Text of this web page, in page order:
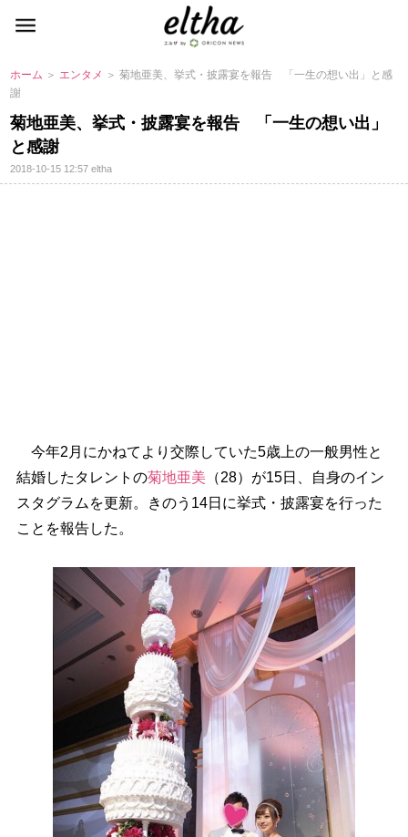
ホーム ＞ エンタメ ＞ 菊地亜美、挙式・披露宴を報告 「一生の想い出」と感
謝
菊地亜美、挙式・披露宴を報告 「一生の想い出」
と感謝
2018-10-15 12:57eltha
今年2月にかねてより交際していた5歳上の一般男性と
結婚したタレントの菊地亜美 （28）が15日、自身のイン
スタグラムを更新。きのう14日に挙式・披露宴を行った
ことを報告した。